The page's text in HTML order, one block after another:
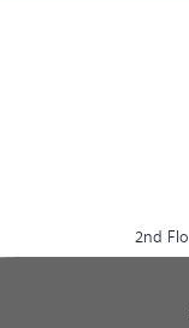
2nd